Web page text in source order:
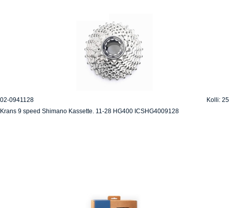
02-0941128
Kolli: 25
Krans 9 speed Shimano Kassette. 11-28 HG400 ICSHG4009128